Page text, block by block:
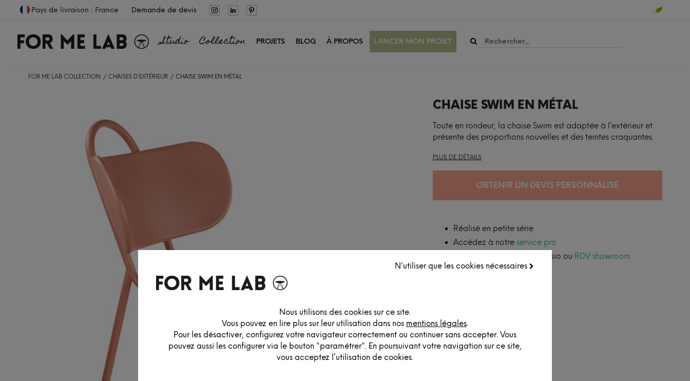
N'utiliser que les cookies nécessaires
Nous utilisons des cookies sur ce site.
Vous pouvez en lire plus sur leur utilisation dans nos mentions légales.
Pour les désactiver, configurez votre navigateur correctement ou continuer sans accepter. Vous
pouvez aussi les configurer via le bouton "paramétrer". En poursuivant votre navigation sur ce site,
vous acceptez l’utilisation de cookies.
Pays de livraison : France Demande de devis
Studio Collection PROJETS BLOG À PROPOS LANCER MON PROJET
FOR ME LAB COLLECTION CHAISES D'EXTÉRIEUR CHAISE SWIM EN MÉTAL
CHAISE SWIM EN MÉTAL
Toute en rondeur, la chaise Swim est adaptée à l’extérieur et
présente des proportions nouvelles et des teintes craquantes.
PLUS DE DÉTAILS
OBTENIR UN DEVIS PERSONNALISÉ
Réalisé en petite série
Accédez à notre service pro
Conseil personnalisé par visio ou RDV showroom
Remise professionnelle